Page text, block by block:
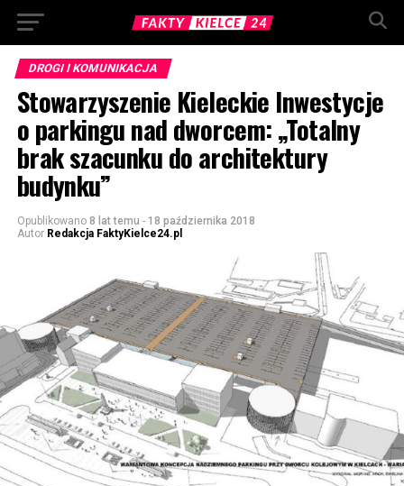
DROGI I KOMUNIKACJA
Stowarzyszenie Kieleckie Inwestycje
o parkingu nad dworcem: „Totalny
brak szacunku do architektury
budynku”
Opublikowano 8 lat temu - 18 października 2018
Autor Redakcja FaktyKielce24.pl